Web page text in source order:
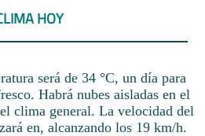
HOY
será de 34 °C, un día para
Habrá nubes aisladas en el
clima general. La velocidad del
en, alcanzando los 19 km/h.